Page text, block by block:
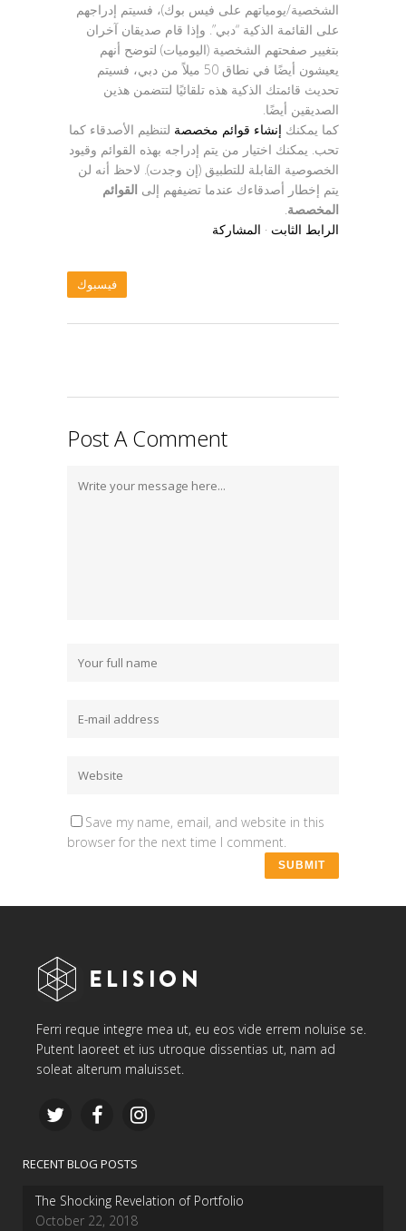
الشخصية/يومياتهم على فيس بوك)، فسيتم إدراجهم
على القائمة الذكية “دبي”. وإذا قام صديقان آخران
بتغيير صفحتهم الشخصية (اليوميات) لتوضح أنهم
يعيشون أيضًا في نطاق 50 ميلاً من دبي، فسيتم
تحديث قائمتك الذكية هذه تلقائيًا لتتضمن هذين
الصديقين أيضًا.
كما يمكنك إنشاء قوائم مخصصة لتنظيم الأصدقاء كما
تحب. يمكنك اختيار من يتم إدراجه بهذه القوائم وقيود
الخصوصية القابلة للتطبيق (إن وجدت). لاحظ أنه لن
يتم إخطار أصدقاءك عندما تضيفهم إلى القوائم
المخصصة.
الرابط الثابت · المشاركة
فيسبوك
Post A Comment
Save my name, email, and website in this
browser for the next time I comment.
Ferri reque integre mea ut, eu eos vide errem noluise se.
Putent laoreet et ius utroque dissentias ut, nam ad
soleat alterum maluisset.
RECENT BLOG POSTS
The Shocking Revelation of Portfolio
October 22, 2018